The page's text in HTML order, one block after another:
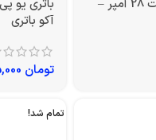
باتری یو پی اس 12ولت 28 آمپر –
آکو باتری
تومان
تمام شد!